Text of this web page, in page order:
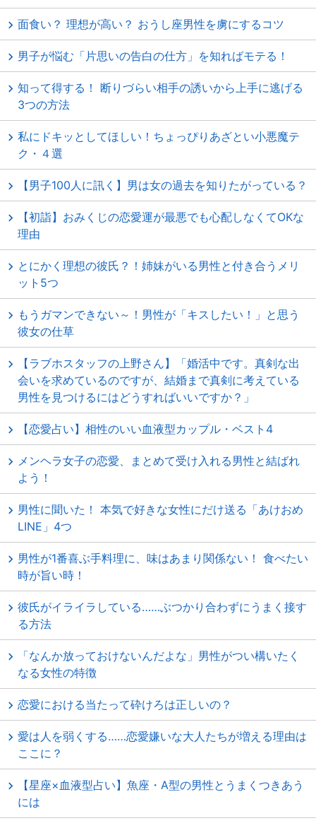
面食い？ 理想が高い？ おうし座男性を虜にするコツ
男子が悩む「片思いの告白の仕方」を知ればモテる！
知って得する！ 断りづらい相手の誘いから上手に逃げる
3つの方法
私にドキッとしてほしい！ちょっぴりあざとい小悪魔テ
ク・４選
【男子100人に訊く】男は女の過去を知りたがっている？
【初詣】おみくじの恋愛運が最悪でも心配しなくてOKな
理由
とにかく理想の彼氏？！姉妹がいる男性と付き合うメリ
ット5つ
もうガマンできない～！男性が「キスしたい！」と思う
彼女の仕草
【ラブホスタッフの上野さん】「婚活中です。真剣な出
会いを求めているのですが、結婚まで真剣に考えている
男性を見つけるにはどうすればいいですか？」
【恋愛占い】相性のいい血液型カップル・ベスト4
メンヘラ女子の恋愛、まとめて受け入れる男性と結ばれ
よう！
男性に聞いた！ 本気で好きな女性にだけ送る「あけおめ
LINE」4つ
男性が1番喜ぶ手料理に、味はあまり関係ない！ 食べたい
時が旨い時！
彼氏がイライラしている……ぶつかり合わずにうまく接す
る方法
「なんか放っておけないんだよな」男性がつい構いたく
なる女性の特徴
恋愛における当たって砕けろは正しいの？
愛は人を弱くする……恋愛嫌いな大人たちが増える理由は
ここに？
【星座×血液型占い】魚座・A型の男性とうまくつきあう
には